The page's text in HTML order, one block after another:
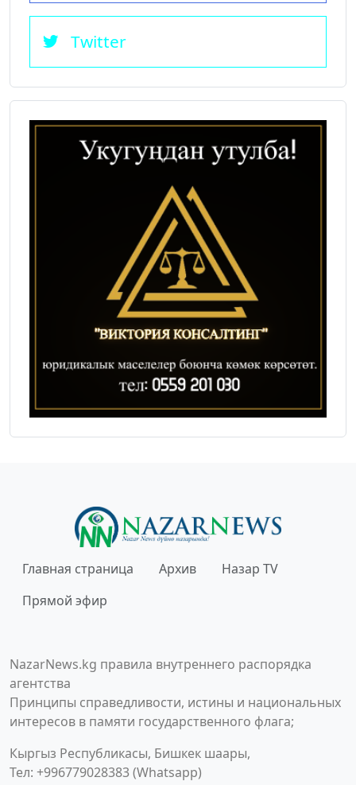
Twitter
Главная страница Архив
Назар TV
Прямой эфир
NazarNews.kg правила внутреннего распорядка
агентства
Принципы справедливости, истины и национальных
интересов в памяти государственного флага;
Кыргыз Республикасы, Бишкек шаары,
Тел: +996779028383 (Whatsapp)